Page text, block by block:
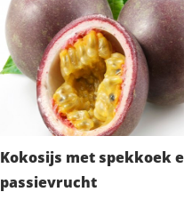
Kokosijs met spekkoek
passievrucht